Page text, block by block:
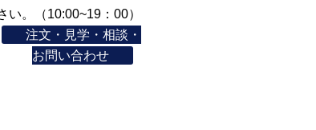
い。（10:00~19：00）
注文・見学・相談・
お問い合わせ